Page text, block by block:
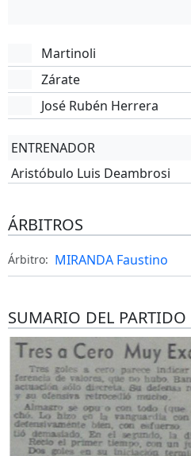
Martinoli
Zárate
José Rubén Herrera
ENTRENADOR
Aristóbulo Luis Deambrosi
ÁRBITROS
Árbitro: MIRANDA Faustino
SUMARIO DEL PARTIDO